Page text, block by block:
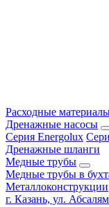
Расходные
Дренажные насосы
Серия Energolux
Дренажные шланги
Медные трубы
Медные трубы в
Металлоконструкции
г. Казань, ул.